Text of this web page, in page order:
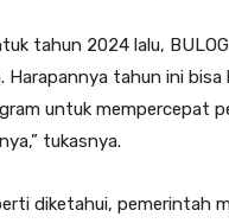
tahun 2024 lalu,
Harapannya tahun ini bisa
untuk mempercepat
tukasnya.
diketahui, pemerintah